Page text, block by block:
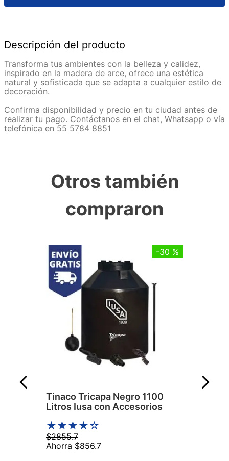
Descripción del producto
Transforma tus ambientes con la belleza y calidez,
inspirado en la madera de arce, ofrece una estética
natural y sofisticada que se adapta a cualquier estilo de
decoración.
Confirma disponibilidad y precio en tu ciudad antes de
realizar tu pago. Contáctanos en el chat, Whatsapp o vía
telefónica en 55 5784 8851
Otros también
compraron
-30 %
Tinaco Tricapa Negro 1100
Litros Iusa con Accesorios
★★★★☆
$2855.7
Ahorra $856.7